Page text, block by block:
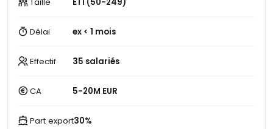
Délai ex < 1 mois
Effectif 35 salariés
CA 5-20M EUR
Part export30%